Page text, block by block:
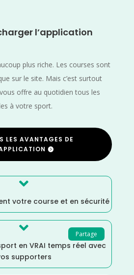
l’application
plus riche. Les courses sont
sur le site. Mais c’est surtout
offre au quotidien tous les
à votre sport.
LES AVANTAGES DE

votre course et en sécurité
Partage

en VRAI temps réel avec
supporters